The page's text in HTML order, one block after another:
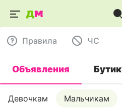
Правила ЧC
Объявления Бутик
Девочкам Мальчикам